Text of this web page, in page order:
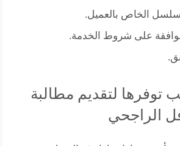
الخاص بالعميل.
على شروط الخدمة.
توفرها لتقديم مطالبة
الراجحي